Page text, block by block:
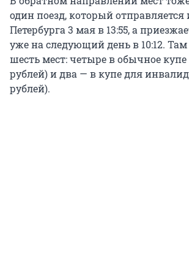
один поезд, который отправляется
Петербурга 3 мая в 13:55, а
уже на следующий день в 10:12. Там
шесть мест: четыре в обычное купе
рублей) и два — в купе для
рублей).